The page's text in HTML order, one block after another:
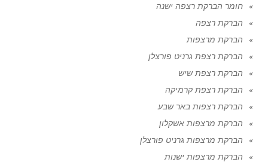
חומר הברקת רצפה ישנה
הברקת רצפה
הברקת מרצפות
הברקת רצפת גרניט פורצלן
הברקת רצפת שיש
הברקת רצפת קרמיקה
הברקת רצפות באר שבע
הברקת מרצפות אשקלון
הברקת מרצפות גרניט פורצלן
הברקת מרצפות ישנות